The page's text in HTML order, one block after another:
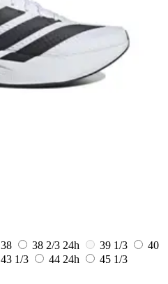
38 38 2/3 24h 39 1/3
40
43 1/3 44 24h
45 1/3